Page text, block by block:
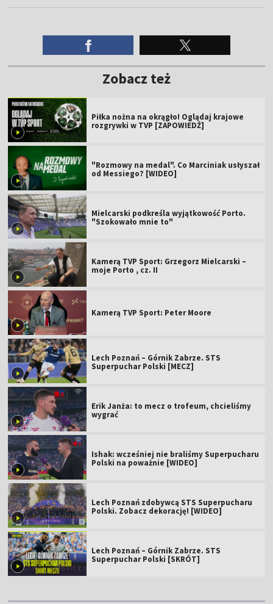
Zobacz też
Piłka nożna na okrągło! Oglądaj krajowe
rozgrywki w TVP [ZAPOWIEDŹ]
"Rozmowy na medal". Co Marciniak usłyszał
od Messiego? [WIDEO]
Mielcarski podkreśla wyjątkowość Porto.
"Szokowało mnie to"
Kamerą TVP Sport: Grzegorz Mielcarski –
moje Porto , cz. II
Kamerą TVP Sport: Peter Moore
Lech Poznań – Górnik Zabrze. STS
Superpuchar Polski [MECZ]
Erik Janża: to mecz o trofeum, chcieliśmy
wygrać
Ishak: wcześniej nie braliśmy Superpucharu
Polski na poważnie [WIDEO]
Lech Poznań zdobywcą STS Superpucharu
Polski. Zobacz dekorację! [WIDEO]
Lech Poznań – Górnik Zabrze. STS
Superpuchar Polski [SKRÓT]